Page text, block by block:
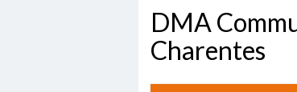
DMA
Charentes